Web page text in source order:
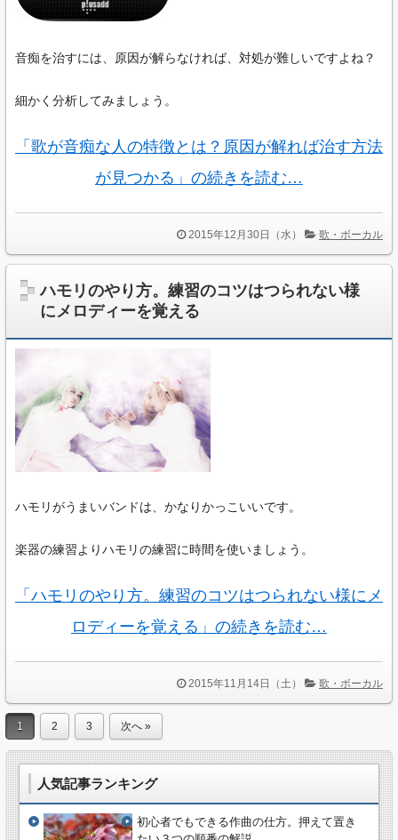
音痴を治すには、原因が解らなければ、対処が難しいですよね？
細かく分析してみましょう。
「歌が音痴な人の特徴とは？原因が解れば治す方法
が見つかる」の続きを読む…
2015年12月30日（水） 歌・ボーカル
ハモリのやり方。練習のコツはつられない様
にメロディーを覚える
ハモリがうまいバンドは、かなりかっこいいです。
楽器の練習よりハモリの練習に時間を使いましょう。
「ハモリのやり方。練習のコツはつられない様にメ
ロディーを覚える」の続きを読む…
2015年11月14日（土） 歌・ボーカル
1 2 3 次へ »
人気記事ランキング
初心者でもできる作曲の仕方。押えて置き